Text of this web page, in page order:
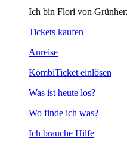
Ich bin Flori von
Tickets kaufen
Anreise
KombiTicket einlösen
Was ist heute los?
Wo finde ich was?
Ich brauche Hilfe